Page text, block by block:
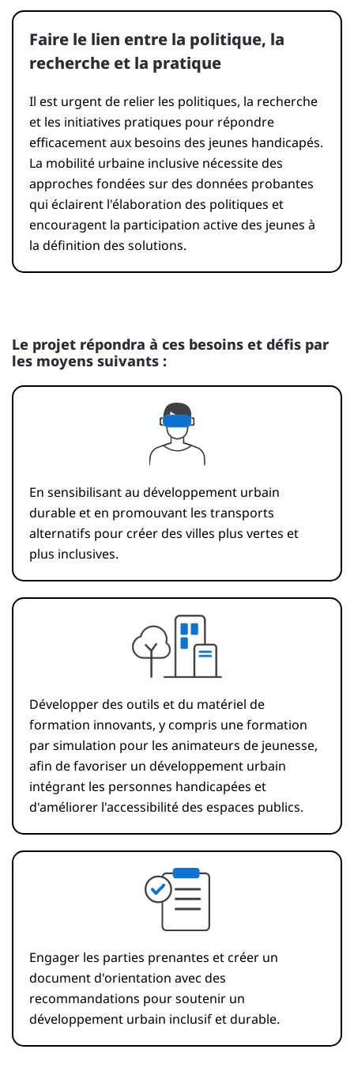
Faire le lien entre la politique, la
recherche et la pratique
Il est urgent de relier les politiques, la recherche
et les initiatives pratiques pour répondre
efficacement aux besoins des jeunes handicapés.
La mobilité urbaine inclusive nécessite des
approches fondées sur des données probantes
qui éclairent l'élaboration des politiques et
encouragent la participation active des jeunes à
la définition des solutions.
Le projet répondra à ces besoins et défis par
les moyens suivants :
En sensibilisant au développement urbain
durable et en promouvant les transports
alternatifs pour créer des villes plus vertes et
plus inclusives.
Développer des outils et du matériel de
formation innovants, y compris une formation
par simulation pour les animateurs de jeunesse,
afin de favoriser un développement urbain
intégrant les personnes handicapées et
d'améliorer l'accessibilité des espaces publics.
Engager les parties prenantes et créer un
document d'orientation avec des
recommandations pour soutenir un
développement urbain inclusif et durable.